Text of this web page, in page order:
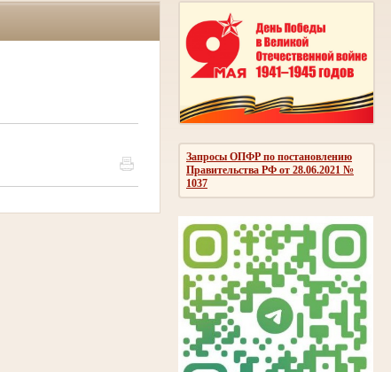
Запросы ОПФР по постановлению
Правительства РФ от 28.06.2021 №
1037